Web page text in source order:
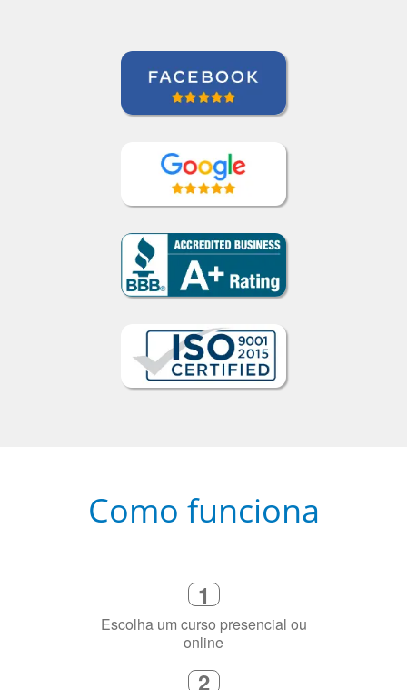
Escolha um curso presencial ou
online
2
Selecione uma duração de curso